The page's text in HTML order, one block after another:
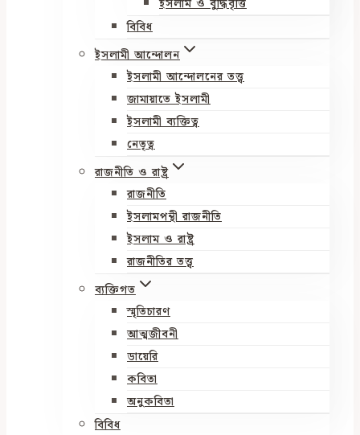
ইসলাম ও বুদ্ধিবৃত্তি
বিবিধ
ইসলামী আন্দোলন
ইসলামী আন্দোলনের তত্ত্ব
জামায়াতে ইসলামী
ইসলামী ব্যক্তিত্ব
নেতৃত্ব
রাজনীতি ও রাষ্ট্র
রাজনীতি
ইসলামপন্থী রাজনীতি
ইসলাম ও রাষ্ট্র
রাজনীতির তত্ত্ব
ব্যক্তিগত
স্মৃতিচারণ
আত্মজীবনী
ডায়েরি
কবিতা
অনুকবিতা
বিবিধ